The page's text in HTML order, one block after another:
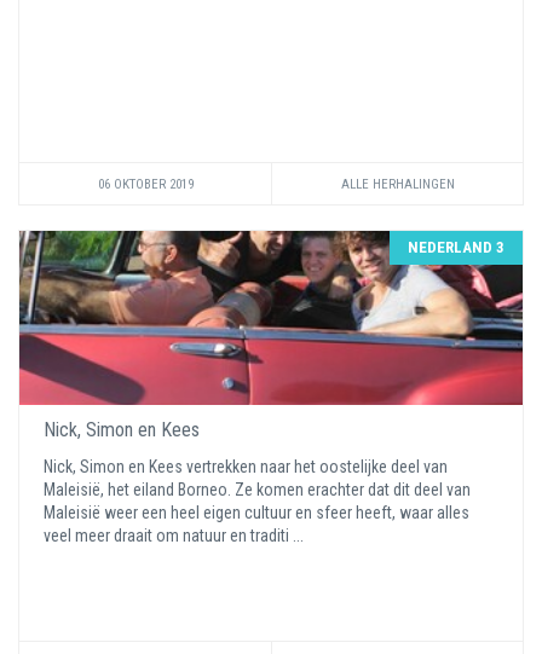
06 OKTOBER 2019 ALLE HERHALINGEN
NEDERLAND 3
Nick, Simon en Kees
Nick, Simon en Kees vertrekken naar het oostelijke deel van
Maleisië, het eiland Borneo. Ze komen erachter dat dit deel van
Maleisië weer een heel eigen cultuur en sfeer heeft, waar alles
veel meer draait om natuur en traditi ...